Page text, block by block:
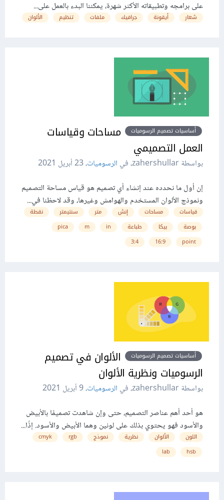
على برامجه وتطبيقاته الأكثر شهرة، يمكننا البدء بالعمل على...
شعار أيقونة جرافيك ملفات تنظيم الألوان
أساسيات تصميم الرسوميات
مساحات وقياسات
العمل التصميمي
بواسطة zahershullar، في الرسوميات،23 أبريل 2021
إن أول ما نحدده عند إنشاء أي تصميم هو قياس مساحة التصميم
ونموذج الألوان المستخدم والهوامش وغيرها، وقد لاحظنا في...
قياسات مساحات إنش متر سنتيمتر
نقطة
بوصة
بيكا طباعة in
m
pica
point
16:9
3:4
أساسيات تصميم الرسوميات
الألوان في تصميم
الرسوميات ونظرية الألوان
بواسطة zahershullar، في الرسوميات،9 أبريل 2021
هو أحد أهم عناصر التصميم، حتى وإن شاهدت تصميمًا بالأبيض
والأسود فهو يحتوي بذلك على لونين وهما الأبيض والأسود. إذًا...
اللون الألوان نظرية نموذج rgb
cmyk
hsb
lab